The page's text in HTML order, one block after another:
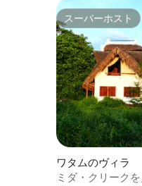
スーパーホスト
スーパーホスト
ワタムのヴィラ
ミダ・クリーク